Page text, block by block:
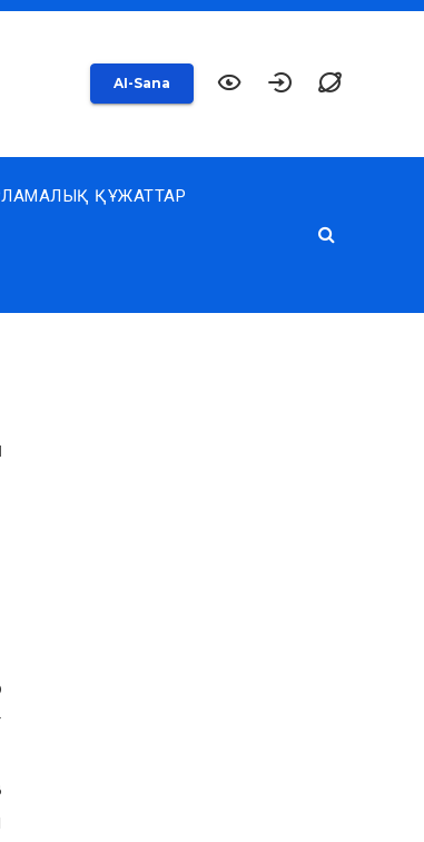
AI-Sana
ҚҰЖАТТАР